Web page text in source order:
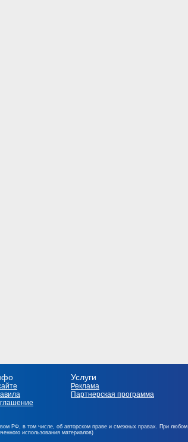
Услуги
Реклама
Партнерская программа
РФ, в том числе, об авторском праве и смежных правах. При любом
использования материалов)